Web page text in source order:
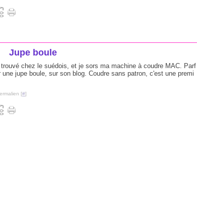
Jupe boule
chez le suédois, et je sors ma machine à coudre MAC. Parf
jupe boule, sur son blog. Coudre sans patron, c'est une premi
[#]